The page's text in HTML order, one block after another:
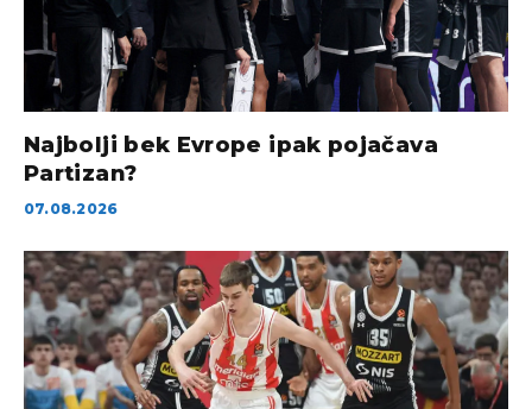
Najbolji bek Evrope ipak pojačava
Partizan?
07.08.2026